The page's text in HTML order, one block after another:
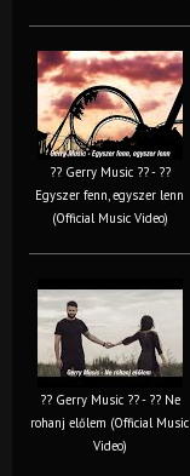
?? Gerry Music ?? - ??
Egyszer fenn, egyszer lenn
(Official Music Video)
?? Gerry Music ?? - ?? Ne
rohanj előlem (Official Music
Video)